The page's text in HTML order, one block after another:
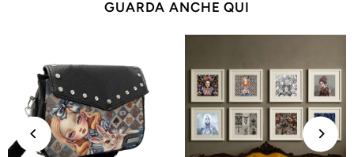
GUARDA ANCHE QUI